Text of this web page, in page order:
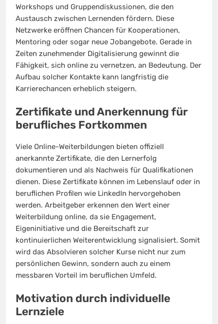
Workshops und Gruppendiskussionen, die den
Austausch zwischen Lernenden fördern. Diese
Netzwerke eröffnen Chancen für Kooperationen,
Mentoring oder sogar neue Jobangebote. Gerade in
Zeiten zunehmender Digitalisierung gewinnt die
Fähigkeit, sich online zu vernetzen, an Bedeutung. Der
Aufbau solcher Kontakte kann langfristig die
Karrierechancen erheblich steigern.
Zertifikate und Anerkennung für
berufliches Fortkommen
Viele Online-Weiterbildungen bieten offiziell
anerkannte Zertifikate, die den Lernerfolg
dokumentieren und als Nachweis für Qualifikationen
dienen. Diese Zertifikate können im Lebenslauf oder in
beruflichen Profilen wie LinkedIn hervorgehoben
werden. Arbeitgeber erkennen den Wert einer
Weiterbildung online, da sie Engagement,
Eigeninitiative und die Bereitschaft zur
kontinuierlichen Weiterentwicklung signalisiert. Somit
wird das Absolvieren solcher Kurse nicht nur zum
persönlichen Gewinn, sondern auch zu einem
messbaren Vorteil im beruflichen Umfeld.
Motivation durch individuelle
Lernziele